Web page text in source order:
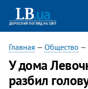
Главная — Общество —
У дома
разбил